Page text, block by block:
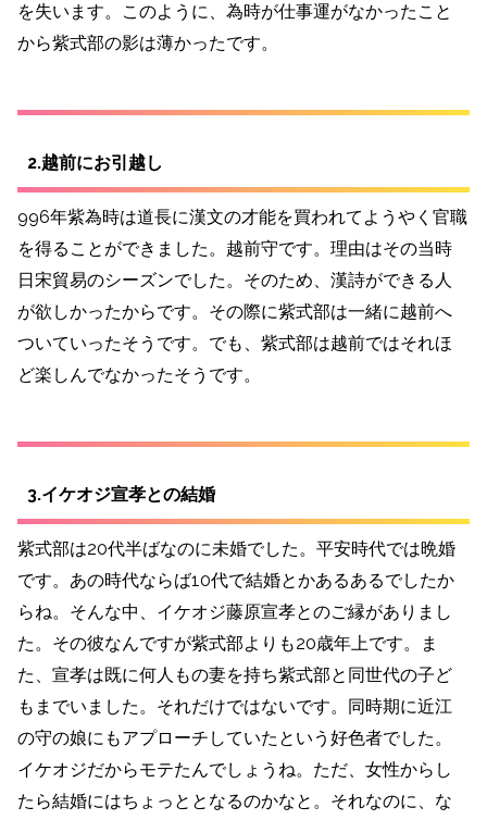
を失います。このように、為時が仕事運がなかったこと
から紫式部の影は薄かったです。
2.越前にお引越し
996年紫為時は道長に漢文の才能を買われてようやく官職
を得ることができました。越前守です。理由はその当時
日宋貿易のシーズンでした。そのため、漢詩ができる人
が欲しかったからです。その際に紫式部は一緒に越前へ
ついていったそうです。でも、紫式部は越前ではそれほ
ど楽しんでなかったそうです。
3.イケオジ宣孝との結婚
紫式部は20代半ばなのに未婚でした。平安時代では晩婚
です。あの時代ならば10代で結婚とかあるあるでしたか
らね。そんな中、イケオジ藤原宣孝とのご縁がありまし
た。その彼なんですが紫式部よりも20歳年上です。ま
た、宣孝は既に何人もの妻を持ち紫式部と同世代の子ど
もまでいました。それだけではないです。同時期に近江
の守の娘にもアプローチしていたという好色者でした。
イケオジだからモテたんでしょうね。ただ、女性からし
たら結婚にはちょっととなるのかなと。それなのに、な